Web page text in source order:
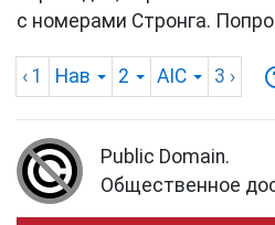
с номерами Стронга.
‹ 1 Нав 2 AIC 3 ›
Public Domain.
Общественное